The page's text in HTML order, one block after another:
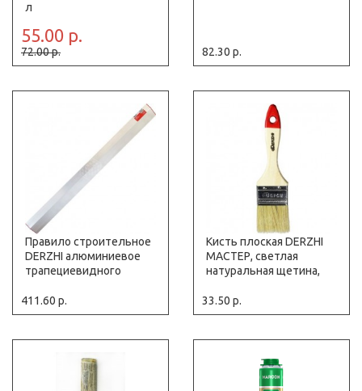
л
55.00 р.
72.00 р. 82.30 р.
Правило строительное
DERZHI алюминиевое
трапециевидного
(1/1) 86383-1500
411.60 р.
Кисть плоская DERZHI
МАСТЕР, светлая
натуральная щетина,
50мм(1/12/480) 8103-
050
33.50 р.